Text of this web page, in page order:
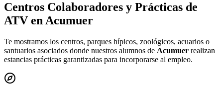
Centros Colaboradores y Prácticas de
ATV en Acumuer
Te mostramos los centros, parques hípicos, zoológicos, acuarios o
santuarios asociados donde nuestros alumnos de Acumuer realizan
estancias prácticas garantizadas para incorporarse al empleo.